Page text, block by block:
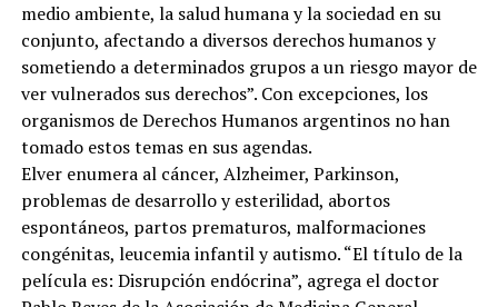
medio ambiente, la salud humana y la sociedad en su
conjunto, afectando a diversos derechos humanos y
sometiendo a determinados grupos a un riesgo mayor de
ver vulnerados sus derechos”. Con excepciones, los
organismos de Derechos Humanos argentinos no han
tomado estos temas en sus agendas.
Elver enumera al cáncer, Alzheimer, Parkinson,
problemas de desarrollo y esterilidad, abortos
espontáneos, partos prematuros, malformaciones
congénitas, leucemia infantil y autismo. “El título de la
película es: Disrupción endócrina”, agrega el doctor